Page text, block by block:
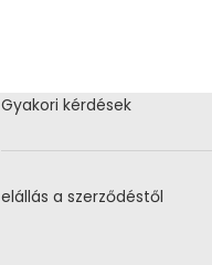
Gyakori kérdések
elállás a szerződéstől